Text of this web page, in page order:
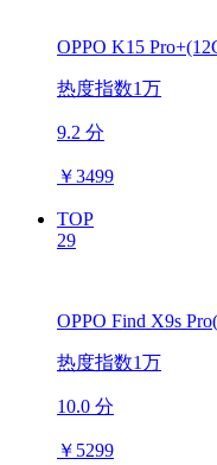
OPPO K15
热度指数1万
9.2 分
￥3499
TOP
29
OPPO Find X9s
热度指数1万
10.0 分
￥ 5299